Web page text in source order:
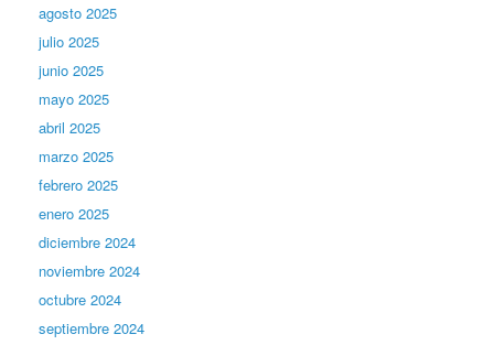
agosto 2025
julio 2025
junio 2025
mayo 2025
abril 2025
marzo 2025
febrero 2025
enero 2025
diciembre 2024
noviembre 2024
octubre 2024
septiembre 2024